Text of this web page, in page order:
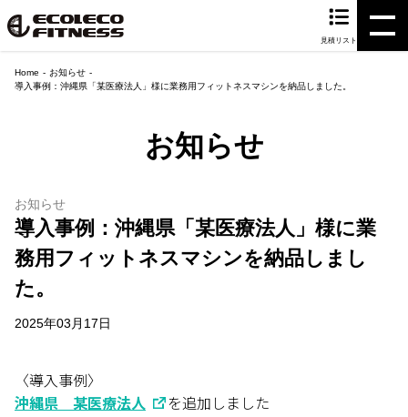
見積リスト
Home
お知らせ
導入事例：沖縄県「某医療法人」様に業務用フィットネスマシンを納品しました。
お知らせ
お知らせ
導入事例：沖縄県「某医療法人」様に業
務用フィットネスマシンを納品しまし
た。
2025年03月17日
〈導入事例〉
沖縄県 某医療法人
を追加しました